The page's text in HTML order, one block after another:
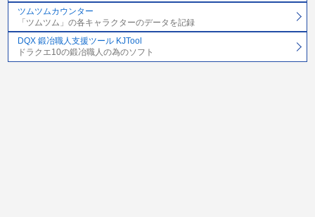
ツムツムカウンター
「ツムツム」の各キャラクターのデータを記録
DQX 鍛冶職人支援ツール KJTool
ドラクエ10の鍛冶職人の為のソフト